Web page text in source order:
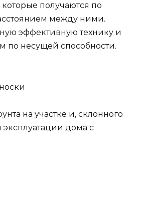
получаются по
между ними.
эффективную технику и
несущей способности.
на участке и, склонного
дома с